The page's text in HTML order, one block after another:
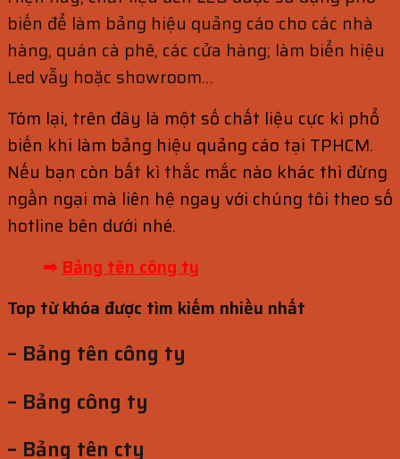
biến để làm bảng hiệu quảng cáo cho các nhà
hàng, quán cà phê, các cửa hàng; làm biển hiệu
Led vẫy hoặc showroom…
Tóm lại, trên đây là một số chất liệu cực kì phổ
biến khi làm bảng hiệu quảng cáo tại TPHCM.
Nếu bạn còn bất kì thắc mắc nào khác thì đừng
ngần ngại mà liên hệ ngay với chúng tôi theo số
hotline bên dưới nhé.
➡Bảng tên công ty
Top từ khóa được tìm kiếm nhiều nhất
– Bảng tên công ty
– Bảng công ty
– Bảng tên cty